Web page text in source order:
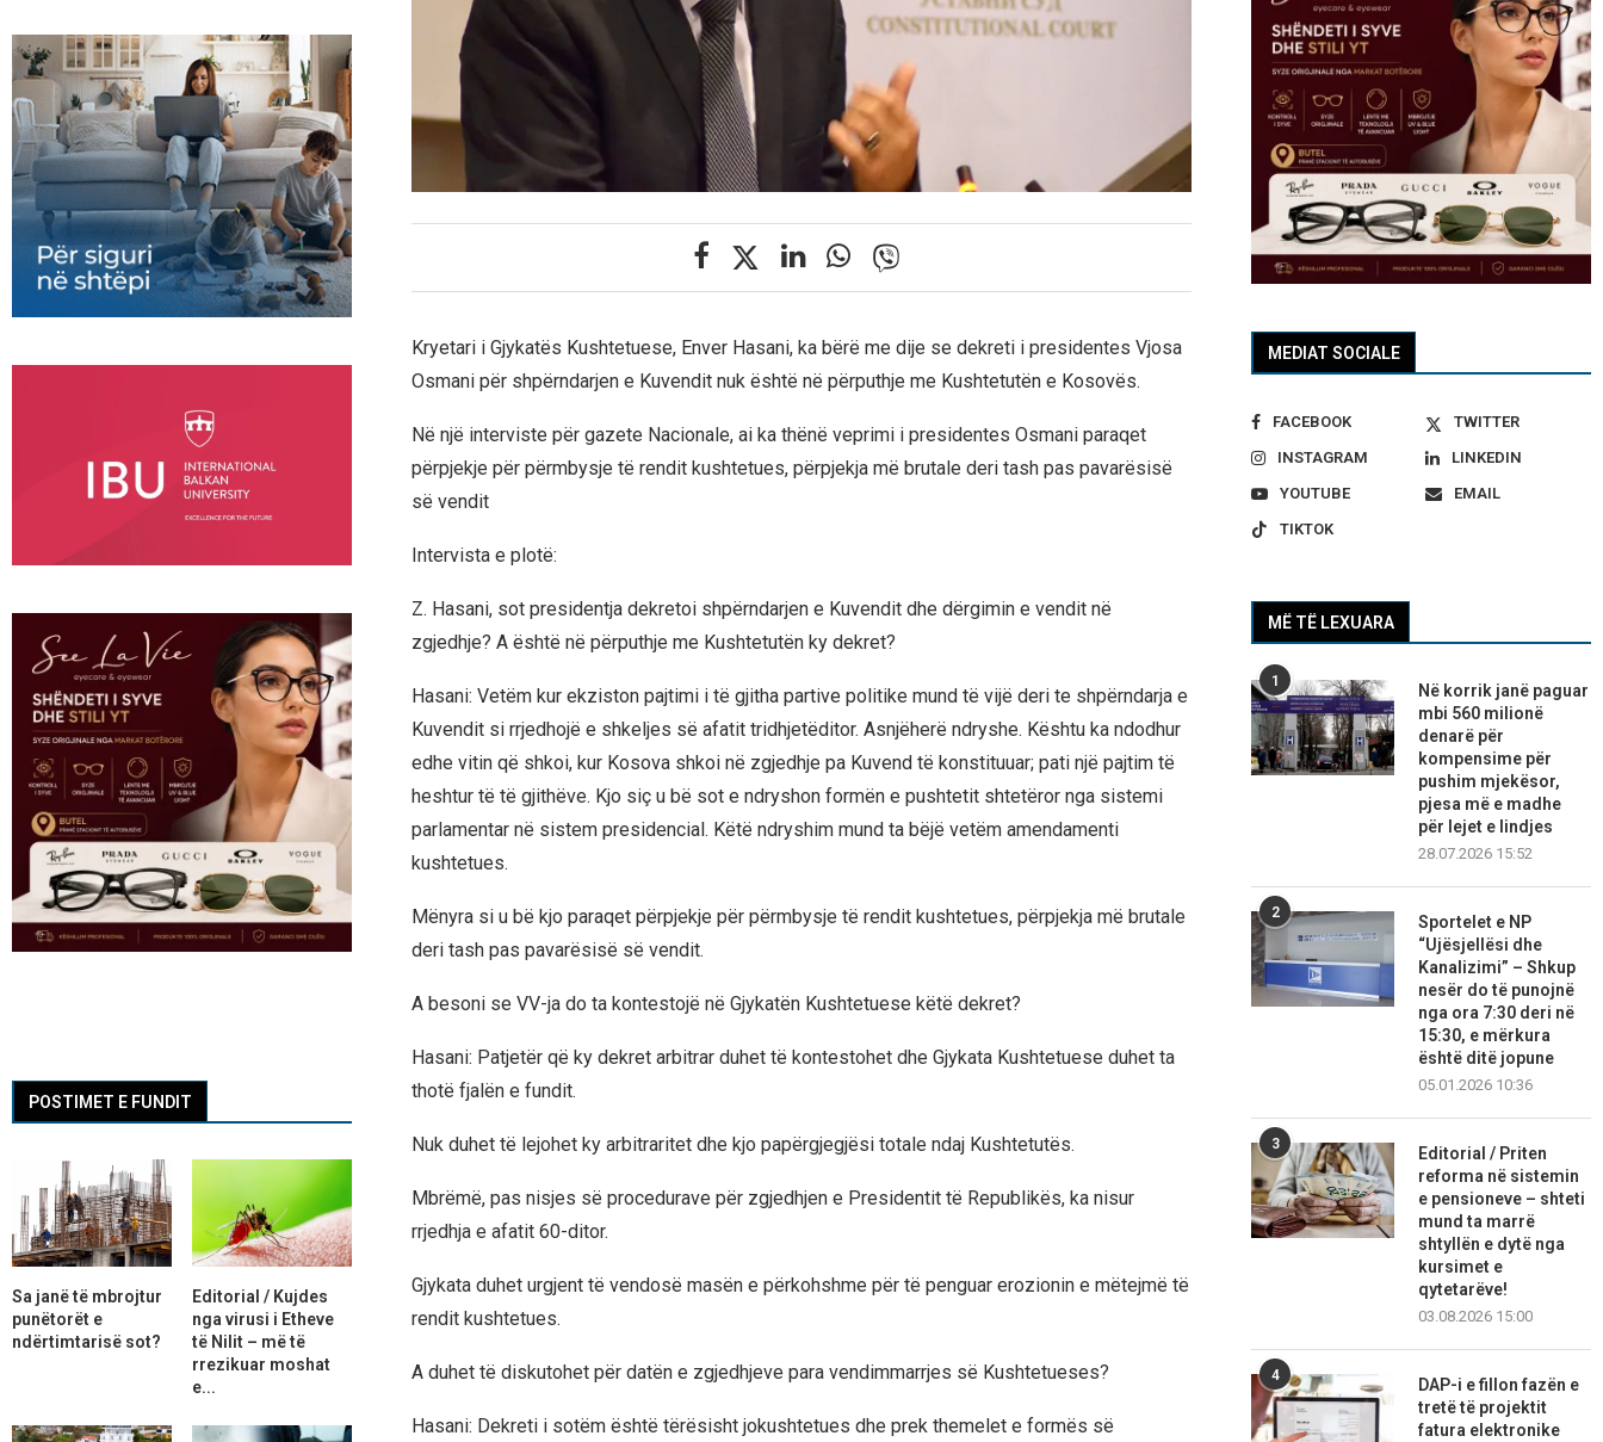
Kryetari i Gjykatës Kushtetuese, Enver Hasani, ka bërë me dije se dekreti i presidentes Vjosa
Osmani për shpërndarjen e Kuvendit nuk është në përputhje me Kushtetutën e Kosovës.
Në një interviste për gazete Nacionale, ai ka thënë veprimi i presidentes Osmani paraqet
përpjekje për përmbysje të rendit kushtetues, përpjekja më brutale deri tash pas pavarësisë
së vendit
Intervista e plotë:
Z. Hasani, sot presidentja dekretoi shpërndarjen e Kuvendit dhe dërgimin e vendit në
zgjedhje? A është në përputhje me Kushtetutën ky dekret?
Hasani: Vetëm kur ekziston pajtimi i të gjitha partive politike mund të vijë deri te shpërndarja e
Kuvendit si rrjedhojë e shkeljes së afatit tridhjetëditor. Asnjëherë ndryshe. Kështu ka ndodhur
edhe vitin që shkoi, kur Kosova shkoi në zgjedhje pa Kuvend të konstituuar; pati një pajtim të
heshtur të të gjithëve. Kjo siç u bë sot e ndryshon formën e pushtetit shtetëror nga sistemi
parlamentar në sistem presidencial. Këtë ndryshim mund ta bëjë vetëm amendamenti
kushtetues.
Mënyra si u bë kjo paraqet përpjekje për përmbysje të rendit kushtetues, përpjekja më brutale
deri tash pas pavarësisë së vendit.
A besoni se VV-ja do ta kontestojë në Gjykatën Kushtetuese këtë dekret?
Hasani: Patjetër që ky dekret arbitrar duhet të kontestohet dhe Gjykata Kushtetuese duhet ta
thotë fjalën e fundit.
Nuk duhet të lejohet ky arbitraritet dhe kjo papërgjegjësi totale ndaj Kushtetutës.
Mbrëmë, pas nisjes së procedurave për zgjedhjen e Presidentit të Republikës, ka nisur
rrjedhja e afatit 60-ditor.
Gjykata duhet urgjent të vendosë masën e përkohshme për të penguar erozionin e mëtejmë të
rendit kushtetues.
A duhet të diskutohet për datën e zgjedhjeve para vendimmarrjes së Kushtetueses?
Hasani: Dekreti i sotëm është tërësisht jokushtetues dhe prek themelet e formës së
MEDIAT SOCIALE
FACEBOOK
TWITTER
INSTAGRAM
LINKEDIN
YOUTUBE
EMAIL
TIKTOK
MË TË LEXUARA
1
Në korrik janë paguar
mbi 560 milionë
denarë për
kompensime për
pushim mjekësor,
pjesa më e madhe
për lejet e lindjes
28.07.2026 15:52
2
Sportelet e NP
“Ujësjellësi dhe
Kanalizimi” – Shkup
nesër do të punojnë
nga ora 7:30 deri në
15:30, e mërkura
është ditë jopune
05.01.2026 10:36
3
Editorial / Priten
reforma në sistemin
e pensioneve – shteti
mund ta marrë
shtyllën e dytë nga
kursimet e
qytetarëve!
03.08.2026 15:00
4
DAP-i e fillon fazën e
tretë të projektit
fatura elektronike
POSTIMET E FUNDIT
Sa janë të mbrojtur
punëtorët e
ndërtimtarisë sot?
Editorial / Kujdes
nga virusi i Etheve
të Nilit – më të
rrezikuar moshat
e...